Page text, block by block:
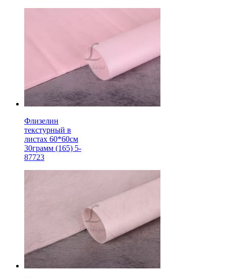
Флизелин
текстурный в
листах 60*60см
30грамм (165) 5-
87723